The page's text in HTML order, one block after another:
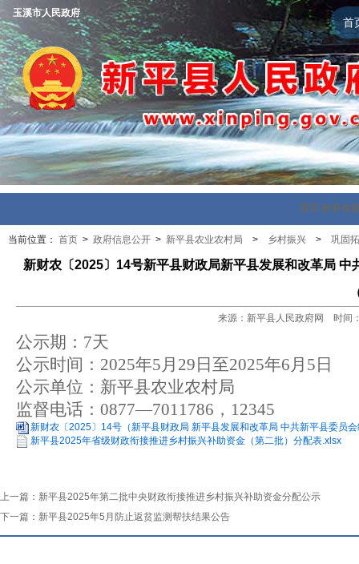
首
玉溪市人民政府
首页 政府信
当前位置： 首页 > 政府信息公开 > 新平县农业农村局 > 乡村振兴 > 巩固
新财农〔2025〕14号新平县财政局新平县发展和改革局
来源：新平县人民政府网 时间
公示期 ： 7天
公示时间 ： 2025年5月 29 日至2025年6月 5 日
公示单位 ： 新平县农业农村局
监督电话 ： 0877—7011786 ， 12345
新财农〔2025〕14号（新平县财政局 新平县发展和改革局 中共新平县委员
新平县2025年省级财政衔接推进乡村振兴补助资金（第二批）分配表.xlsx
上一篇： 新平县2025年第二批中央财政衔接推进乡村振兴补助资金分配公示
下一篇： 新平县2025年5月防止返贫监测帮扶结果公告